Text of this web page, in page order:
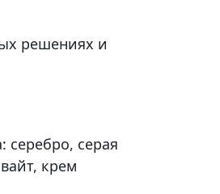
решениях и
серебро, серая
крем